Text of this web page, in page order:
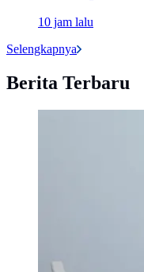
10 jam lalu
Selengkapnya
Berita Terbaru